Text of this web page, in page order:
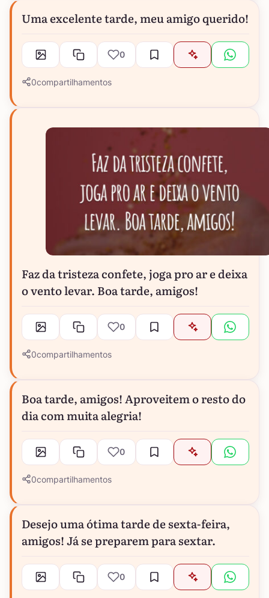
Uma excelente tarde, meu amigo querido!
0
0compartilhamentos
Faz da tristeza confete, joga pro ar e deixa
o vento levar. Boa tarde, amigos!
0
0compartilhamentos
Boa tarde, amigos! Aproveitem o resto do
dia com muita alegria!
0
0compartilhamentos
Desejo uma ótima tarde de sexta-feira,
amigos! Já se preparem para sextar.
0